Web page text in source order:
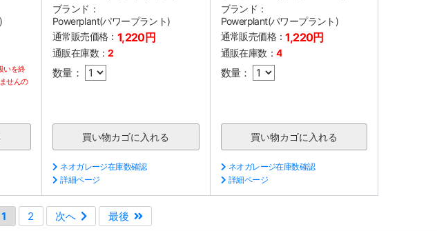
いを終
せんの
ブランド：
Powerplant(パワープラント)
通常販売価格： 1,220円
通販在庫数：2
数量：
ネオガレージ在庫数確認
詳細ページ
ブランド：
Powerplant(パワープラント)
通常販売価格：1,220円
通販在庫数： 4
数量：
ネオガレージ在庫数確認
詳細ページ
1 2 次へ 最後